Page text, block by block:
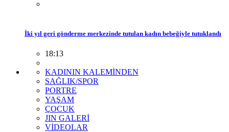
İki yıl geri gönderme merkezinde tutulan kadın bebeğiyle tutuklandı
18:13
KADININ KALEMİNDEN
SAĞLIK/SPOR
PORTRE
YAŞAM
ÇOCUK
JIN GALERİ
VİDEOLAR